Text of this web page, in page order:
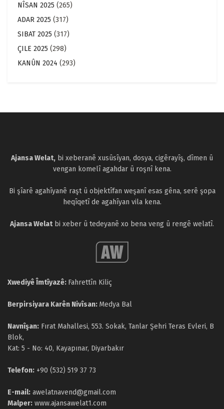
NÎSAN 2025 (265)
ADAR 2025 (317)
SIBAT 2025 (317)
ÇILE 2025 (298)
KANÛN 2024 (293)
Ajansa Welat, bi xeberanê xusûsîyan, dosya, cigêrayîş, dîmen û
vengan komelî agahdar û roşnî kena.
Bi şîarê agahîyanê raşt û objektîfan weşanî esas gêna, serê şopa
heqîqetî de agahîyan vila kena.
Ajansa Welatbi xeber û tedeyanê xo bena veng û rengê welatî.
Xwediyê Îmtîyazê: Fahrettîn Kiliç
Berpirsiyara Karên Nivîsan: Medya Bal
Navnîşan: Fırat Mahallesi, 553. Sokak, Tanlar Şehri Teras Evleri, B
Blok,
Kat: 5 - No: 40, Kayapınar, Diyarbakır
Telefon: +90 (532) 519 37 73
E-mail: awelatnavend@gmail.com
Malper: www.ajansawelat1.com